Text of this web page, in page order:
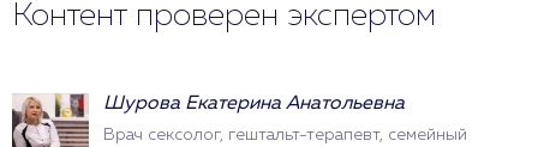
Контент проверен экспертом
Шурова Екатерина Анатольевна
Врач сексолог, гештальт-терапевт, семейный